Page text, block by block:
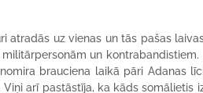
atradās uz vienas un tās pašas
un
brauciena laikā pāri Adanas
arī pastāstīja, ka kāds somālietis